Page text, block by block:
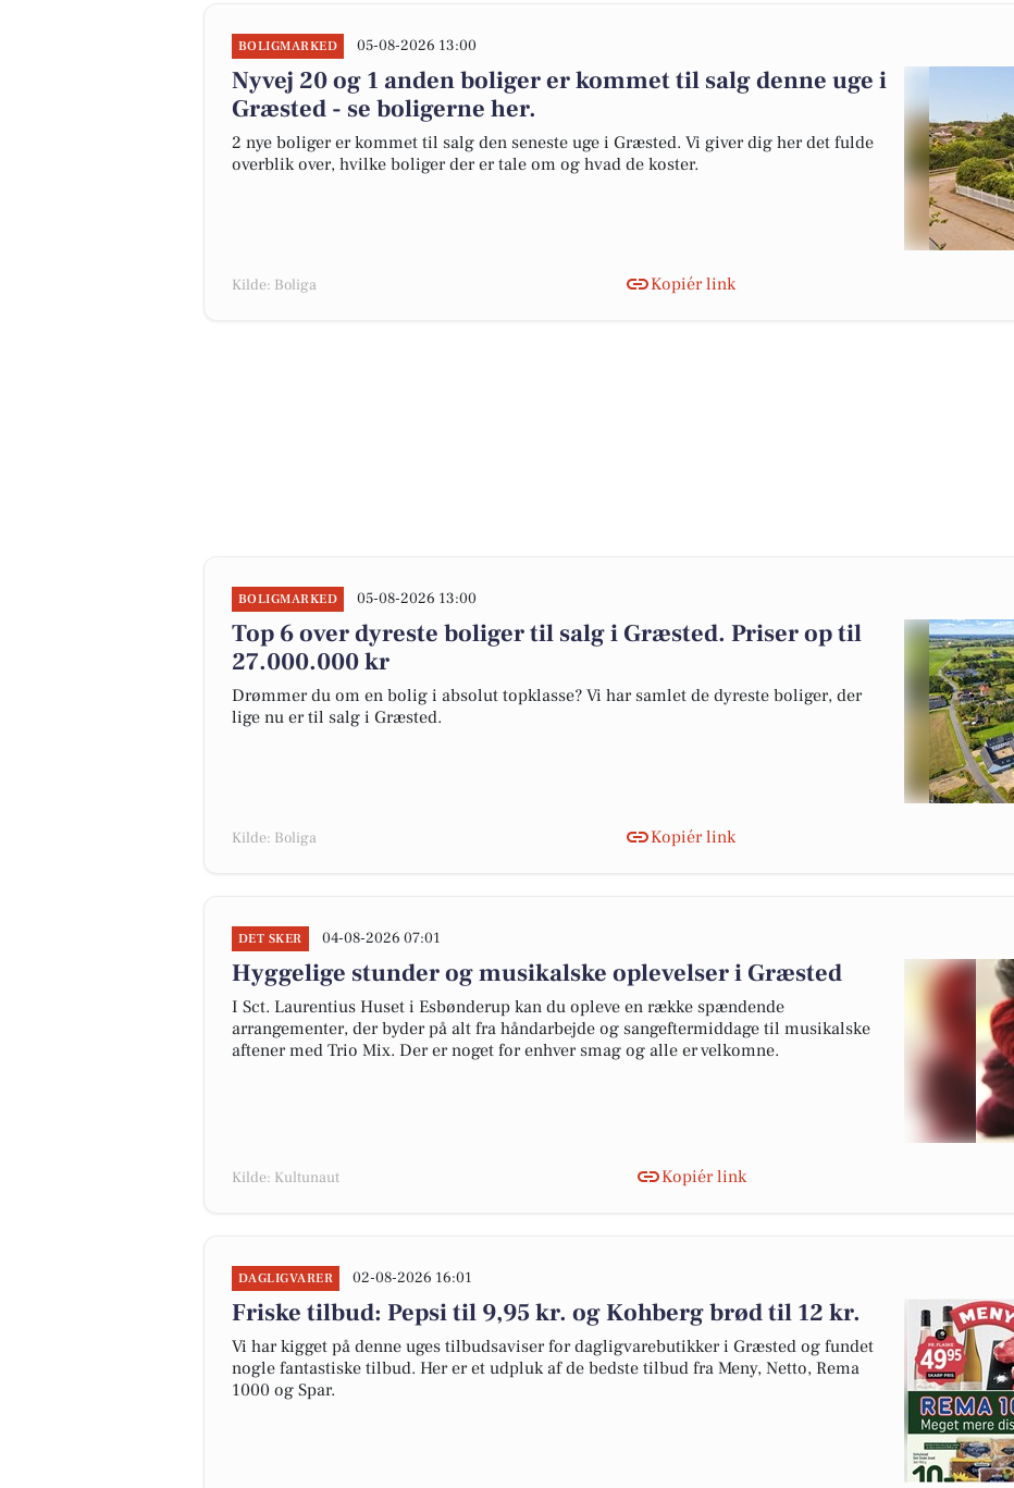
BOLIGMARKED 05-08-2026 13:00
Nyvej 20 og 1 anden boliger er kommet til salg denne uge i
Græsted - se boligerne her.
2 nye boliger er kommet til salg den seneste uge i Græsted. Vi giver dig her det fulde
overblik over, hvilke boliger der er tale om og hvad de koster.
Kilde: Boliga Kopiér link
BOLIGMARKED 05-08-2026 13:00
Top 6 over dyreste boliger til salg i Græsted. Priser op til
27.000.000 kr
Drømmer du om en bolig i absolut topklasse? Vi har samlet de dyreste boliger, der
lige nu er til salg i Græsted.
Kilde: Boliga Kopiér link
DET SKER 04-08-2026 07:01
Hyggelige stunder og musikalske oplevelser i Græsted
I Sct. Laurentius Huset i Esbønderup kan du opleve en række spændende
arrangementer, der byder på alt fra håndarbejde og sangeftermiddage til musikalske
aftener med Trio Mix. Der er noget for enhver smag og alle er velkomne.
Kilde: Kultunaut Kopiér link
DAGLIGVARER 02-08-2026 16:01
Friske tilbud: Pepsi til 9,95 kr. og Kohberg brød til 12 kr.
Vi har kigget på denne uges tilbudsaviser for dagligvarebutikker i Græsted og fundet
nogle fantastiske tilbud. Her er et udpluk af de bedste tilbud fra Meny, Netto, Rema
1000 og Spar.